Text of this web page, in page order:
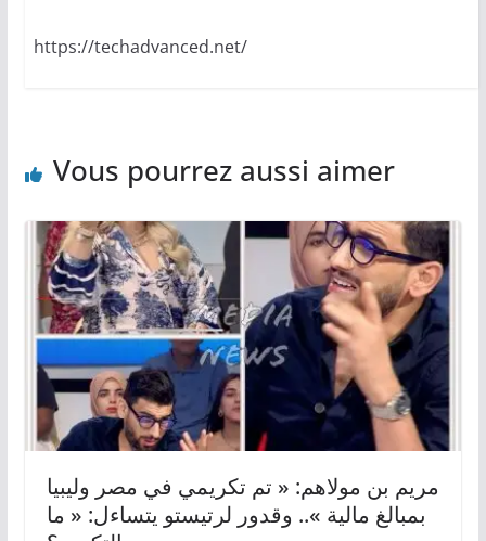
https://techadvanced.net/
Vous pourrez aussi aimer
مريم بن مولاهم: « تم تكريمي في مصر وليبيا
بمبالغ مالية ».. وقدور لرتيستو يتساءل: « ما